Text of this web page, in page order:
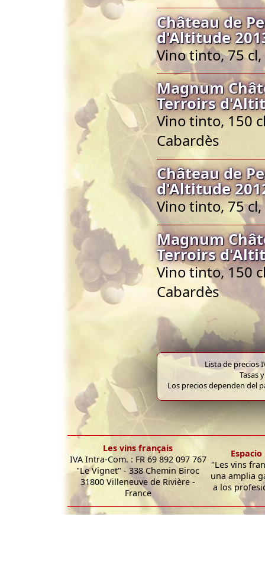
Château de
d'Altitude
Vino tinto, 75
Magnum
Terroirs
Vino tinto, 150
Cabardès
Château de
d'Altitude
Vino tinto, 75
Magnum
Terroirs
Vino tinto, 150
Cabardès
Lista de precios
Tasas
Los precios dependen del
Les vins français
IVA Intra-Com. : FR 69 892 097 767
"Le Vignet" - 338 Chemin Biroc
31800 Villeneuve de Rivière -
France
"Les vins
una amplia
a los